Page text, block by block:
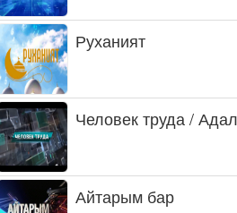
Руханият
Человек труда /
Айтарым бар